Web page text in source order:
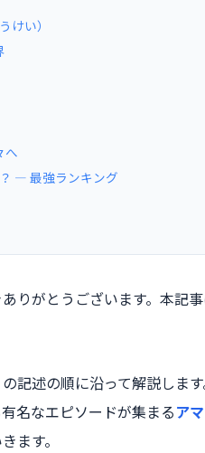
けい）
へ
― 最強ランキング
りがとうございます。本記
記述の順に沿って解説しま
名なエピソードが集まるア
ます。